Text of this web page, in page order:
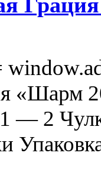
«Шарм
1 — 2